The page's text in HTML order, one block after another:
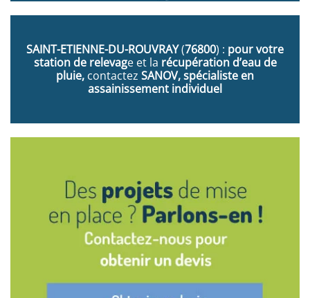
SAINT-ETIENNE-DU-ROUVRAY(76800) : pour votre
station de relevage et la récupération d’eau de
pluie, contactez SANOV, spécialiste en
assainissement individuel